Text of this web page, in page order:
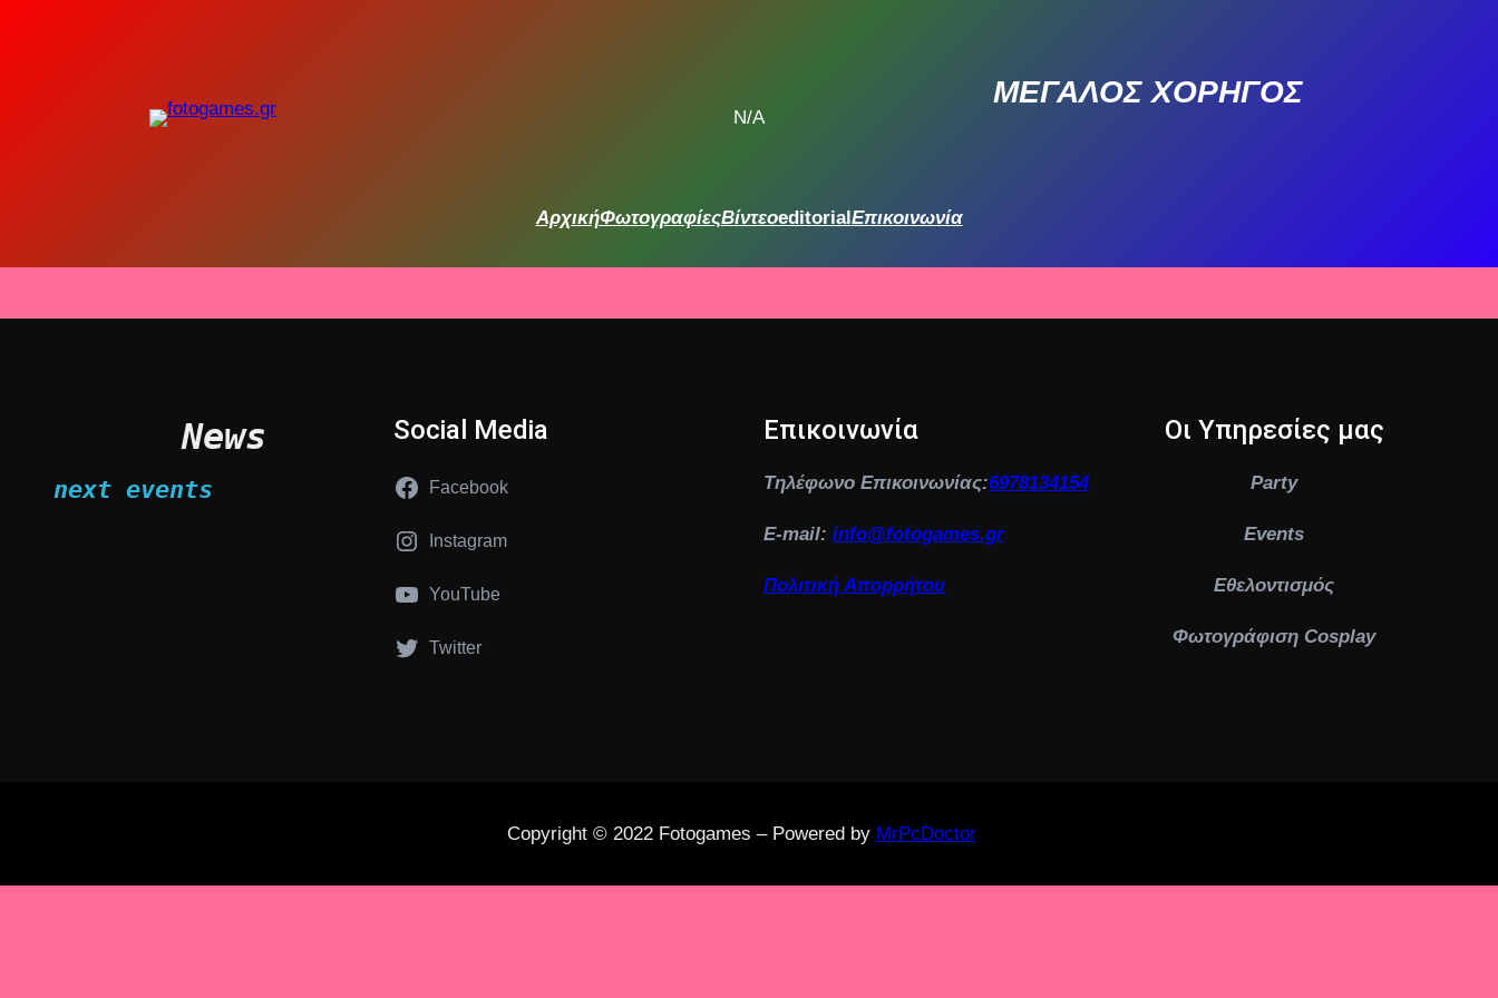
N/A
ΜΕΓΑΛΟΣ ΧΟΡΗΓΟΣ
ΑρχικήΦωτογραφίεςΒίντεοeditorialΕπικοινωνία
News
next events
Social Media
Facebook
Instagram
YouTube
Twitter
Επικοινωνία
Τηλέφωνο Επικοινωνίας:6978134154
E-mail:info@fotogames.gr
Πολιτική Απορρήτου
Οι Υπηρεσίες μας
Party
Events
Εθελοντισμός
Φωτογράφιση Cosplay
Copyright © 2022 Fotogames – Powered by MrPcDoctor